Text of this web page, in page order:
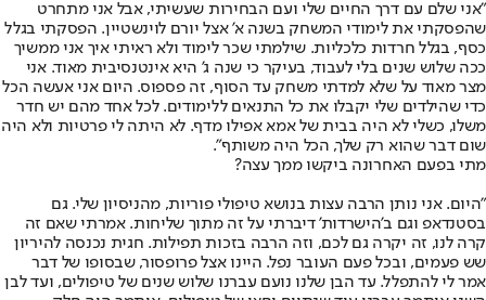
"אני שלם עם דרך החיים שלי ועם הבחירות שעשיתי, אבל אני מתחרט
שהפסקתי את לימודי המשחק בשנה א' אצל יורם לוינשטיין. הפסקתי בגלל
כסף, בגלל חרדות כלכליות. שילמתי שכר לימוד ולא ראיתי איך אני ממשיך
ככה שלוש שנים בלי לעבוד, בעיקר כי שנה ג' היא אינטנסיבית מאוד. אני
מצר מאוד על שלא למדתי משחק עד הסוף, זה פספוס. היום אני אעשה הכל
כדי שהילדים שלי יקבלו את כל התנאים ללימודים. לכל אחד מהם יש חדר
משלו, כשלי לא היה בבית של אמא אפילו מדף. לא היתה לי פרטיות ולא היה
שום דבר שהוא רק שלך, הכל היה משותף".
מתי בפעם האחרונה ביקשו ממך עצה?
"היום. אני נותן הרבה עצות בנושא טיפולי פוריות, מהניסיון שלי. גם
בסטנדאפ וגם ב'הישרדות' דיברתי על זה מתוך שליחות. אמרתי שאם זה
קרה לנו, זה יקרה גם לכם, וזה הרבה בזכות תפילות. חגית נכנסה להיריון
שש פעמים, ובכל פעם העובר נפל. היינו אצל פרופסור, שבסופו של דבר
אמר לי להתפלל. עד הבן שלנו נועם עברנו שלוש שנים של טיפולים, ועד לבן